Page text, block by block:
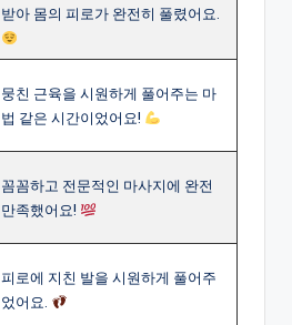
받아 몸의 피로가 완전히 풀렸어요.
뭉친 근육을 시원하게 풀어주는 마
법 같은 시간이었어요!
꼼꼼하고 전문적인 마사지에 완전
만족했어요!
피로에 지친 발을 시원하게 풀어주
었어요.